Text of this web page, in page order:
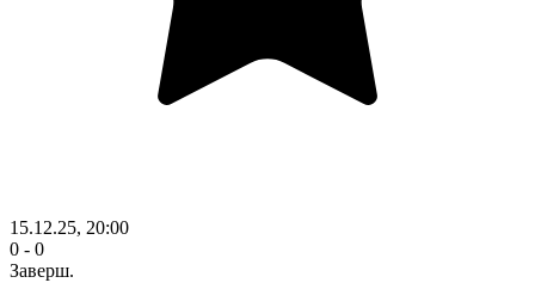
15.12.25, 20:00
0 - 0
Заверш.